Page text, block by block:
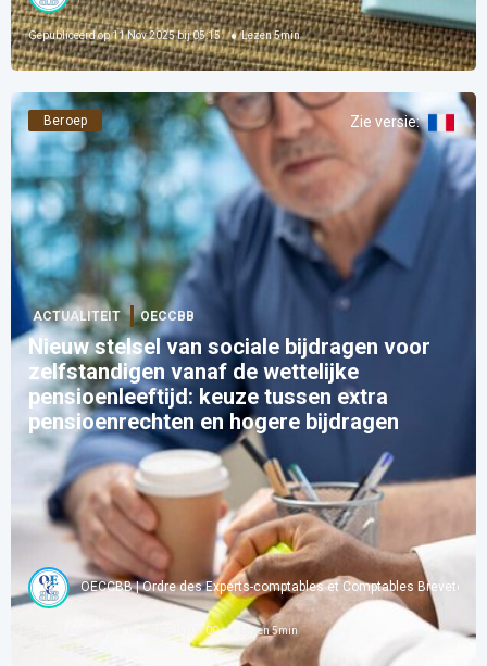
Gepubliceerd op11 Nov 2025 bij 05:15 Lezen5min
Beroep Zie versie:
ACTUALITEIT OECCBB
Nieuw stelsel van sociale bijdragen voor
zelfstandigen vanaf de wettelijke
pensioenleeftijd: keuze tussen extra
pensioenrechten en hogere bijdragen
OECCBB | Ordre des Experts-comptables et Comptables Brevetés
16 Oct 2025 bij 08:00 Lezen5min